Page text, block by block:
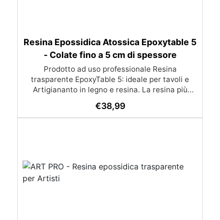
Resina Epossidica Atossica Epoxytable 5
- Colate fino a 5 cm di spessore
Prodotto ad uso professionale Resina
trasparente EpoxyTable 5: ideale per tavoli e
Artigiananto in legno e resina. La resina più
perfetta per colate di alto spessore fino a 5 cm.
Applicazioni Principali: Realizzazione di tavoli in
monete, pietre, ecc) Colate riempitive in
spessore dentro stampi e cassaforme
Caratteristiche principali: ✅ Bassissima
€38,99